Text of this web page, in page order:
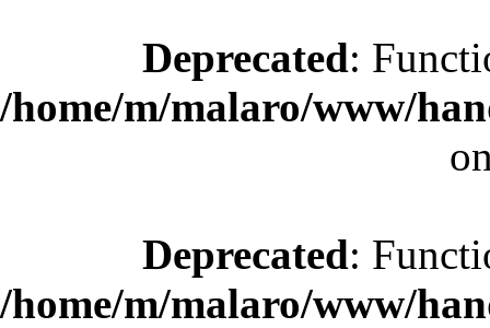
Deprecated:
/home/m/malaro/www/
Deprecated:
/home/m/malaro/www/